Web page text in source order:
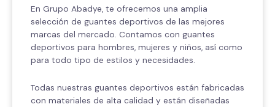
En Grupo Abadye, te ofrecemos una amplia
selección de guantes deportivos de las mejores
marcas del mercado. Contamos con guantes
deportivos para hombres, mujeres y niños, así como
para todo tipo de estilos y necesidades.
Todas nuestras guantes deportivos están fabricadas
con materiales de alta calidad y están diseñadas